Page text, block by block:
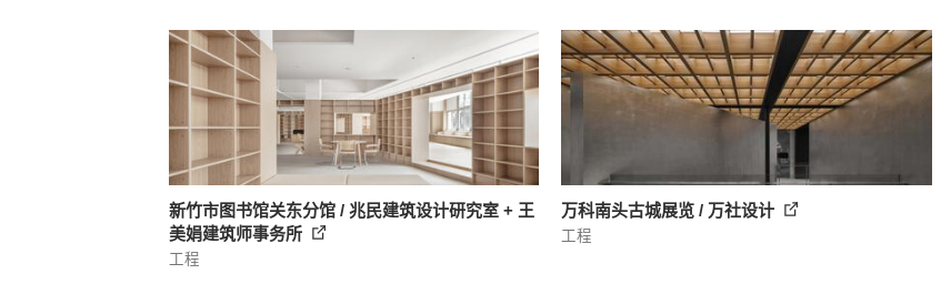
新竹市图书馆关东分馆 / 兆民建筑设计研究室 + 王
美娟建筑师事务所
工程
万科南头古城展览 / 万社设计
工程